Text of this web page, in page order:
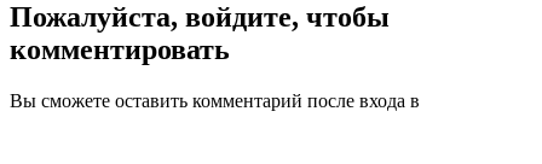
Пожалуйста, войдите, чтобы
комментировать
Вы сможете оставить комментарий после входа в